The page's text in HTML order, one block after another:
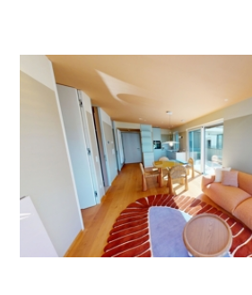
DEU ITAENG